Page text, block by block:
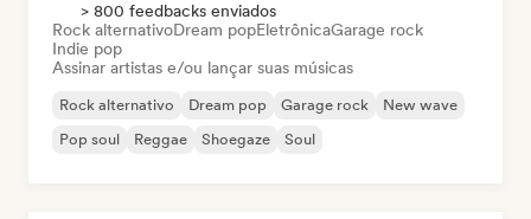
> 800 feedbacks enviados
Rock alternativoDream popEletrônicaGarage rock
Indie pop
Assinar artistas e/ou lançar suas músicas
Rock alternativo Dream pop Garage rock
New wave
Pop soul
Reggae Shoegaze Soul